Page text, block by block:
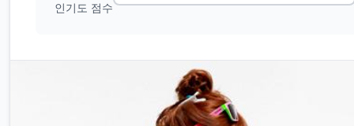
인기도 점수